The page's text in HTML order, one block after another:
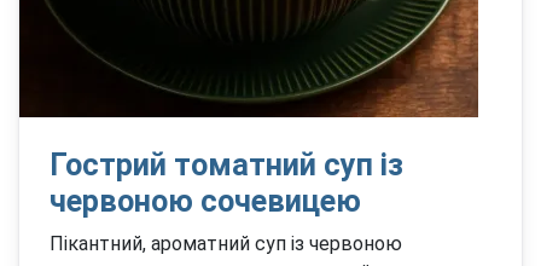
Гострий томатний суп із
червоною сочевицею
Пікантний, ароматний суп із червоною